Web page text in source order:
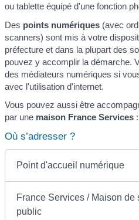
ou tablette équipé d'une fonction
Des points numériques (avec
scanners) sont mis à votre
préfecture et dans la plupart des
pouvez y accomplir la démarche.
des médiateurs numériques si
avec l'utilisation d'internet.
Vous pouvez aussi être
par une maison France Services :
Où s’adresser ?
Point d'accueil numérique
France Services / Maison de
public